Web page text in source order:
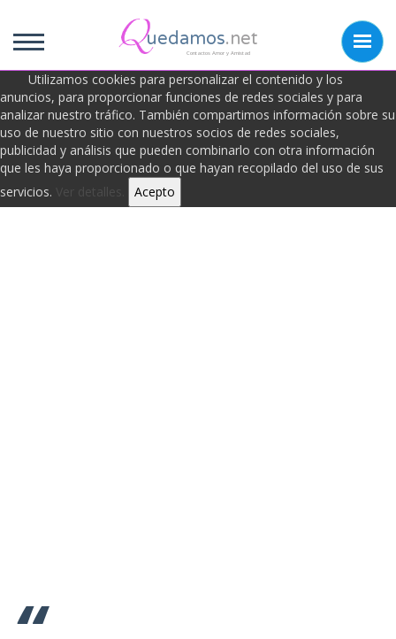
uedamos.net
Contactos Amor y Amistad
Utilizamos cookies para personalizar el contenido y los
anuncios, para proporcionar funciones de redes sociales y para
analizar nuestro tráfico. También compartimos información sobre su
uso de nuestro sitio con nuestros socios de redes sociales,
publicidad y análisis que pueden combinarlo con otra información
que les haya proporcionado o que hayan recopilado del uso de sus
servicios.
Ver detalles. Acepto
Frases de Virtud